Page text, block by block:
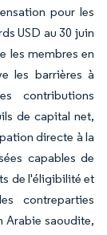
pour les
USD au 30 juin
les membres en
les barrières à
contributions
de capital net,
directe à la
capables de
de l'éligibilité et
contreparties
Arabie saoudite,